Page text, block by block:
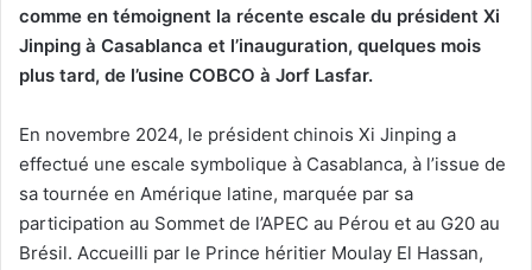
comme en témoignent la récente escale du président Xi
Jinping à Casablanca et l’inauguration, quelques mois
plus tard, de l’usine COBCO à Jorf Lasfar.
En novembre 2024, le président chinois Xi Jinping a
effectué une escale symbolique à Casablanca, à l’issue de
sa tournée en Amérique latine, marquée par sa
participation au Sommet de l’APEC au Pérou et au G20 au
Brésil. Accueilli par le Prince héritier Moulay El Hassan,